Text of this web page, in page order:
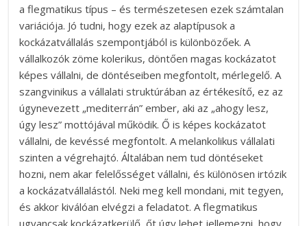
a flegmatikus típus – és természetesen ezek számtalan
variációja. Jó tudni, hogy ezek az alaptípusok a
kockázatvállalás szempontjából is különbözőek. A
vállalkozók zöme kolerikus, döntően magas kockázatot
képes vállalni, de döntéseiben megfontolt, mérlegelő. A
szangvinikus a vállalati struktúrában az értékesítő, ez az
úgynevezett „mediterrán” ember, aki az „ahogy lesz,
úgy lesz” mottójával működik. Ő is képes kockázatot
vállalni, de kevéssé megfontolt. A melankolikus vállalati
szinten a végrehajtó. Általában nem tud döntéseket
hozni, nem akar felelősséget vállalni, és különösen irtózik
a kockázatvállalástól. Neki meg kell mondani, mit tegyen,
és akkor kiválóan elvégzi a feladatot. A flegmatikus
ugyancsak kockázatkerülő, őt úgy lehet jellemezni, hogy